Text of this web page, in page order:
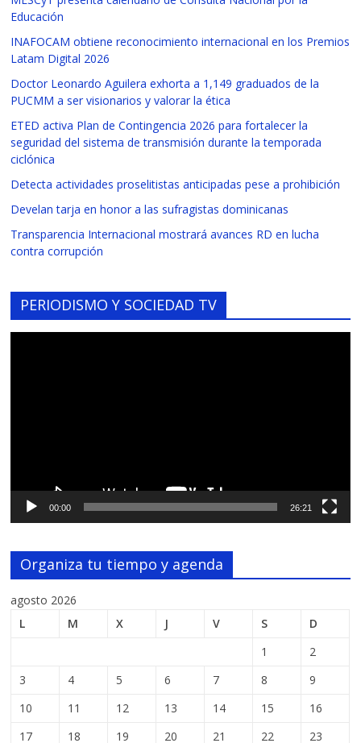
Educación
INAFOCAM obtiene reconocimiento internacional en los Premios
Latam Digital 2026
Doctor Leonardo Aguilera exhorta a 1,149 graduados de la
PUCMM a ser visionarios y valorar la ética
ETED activa Plan de Contingencia 2026 para fortalecer la
seguridad del sistema de transmisión durante la temporada
ciclónica
Detecta actividades proselitistas anticipadas pese a prohibición
Develan tarja en honor a las sufragistas dominicanas
Transparencia Internacional mostrará avances RD en lucha
contra corrupción
PERIODISMO Y SOCIEDAD TV
00:00 26:21
Organiza tu tiempo y agenda
agosto 2026
L
M X J V S
D
1
2
3
4 5 6 7 8
9
10
11 12 13 14 15
16
17
18 19 20 21 22 23